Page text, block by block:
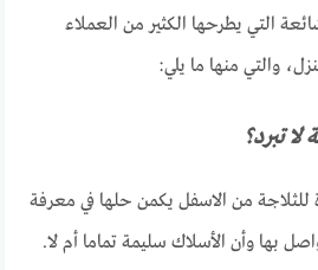
التي يطرحها الكثير من العملاء
والتي منها ما يلي:
لا تبرد؟
للثلاجة من الاسفل يكمن حلها في معرفة
واصل بها وأن الأسلاك سليمة تماما أم لا.